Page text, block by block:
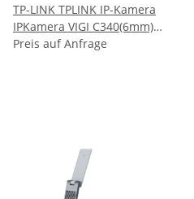
TP-LINK TPLINK IP-Kamera
IPKamera VIGI C340(6mm)
(VIGI C340(6MM)) ( VIGI
Preis auf Anfrage